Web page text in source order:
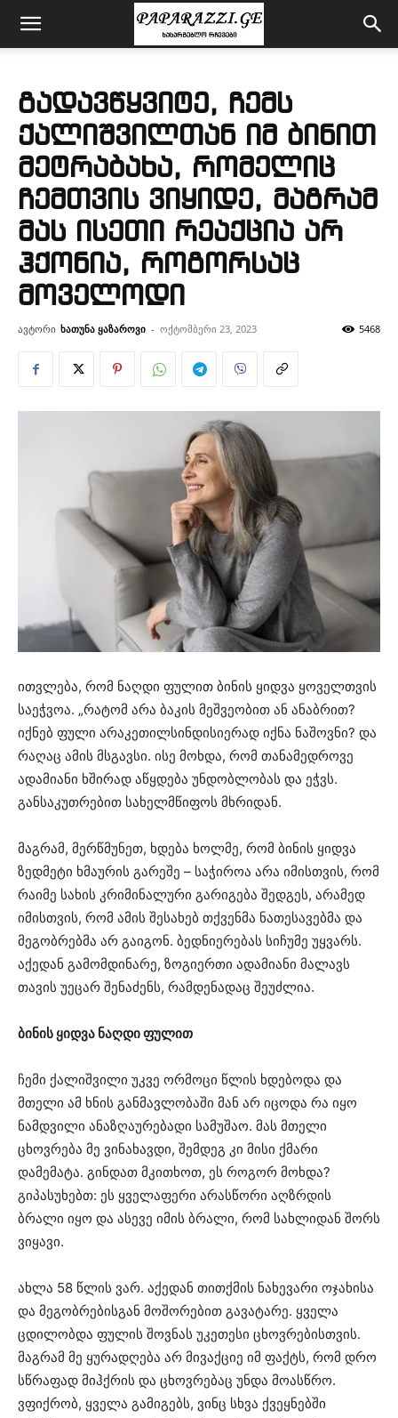
გადავწყვიტე, ჩემს
ქალიშვილთან იმ ბინით
მეტრაბახა, რომელიც
ჩემთვის ვიყიდე, მაგრამ
მას ისეთი რეაქცია არ
ჰქონია, როგორსაც
მოველოდი
ავტორი ხათუნა ყაზაროვი - ოქტომბერი 23, 2023 5468
ითვლება, რომ ნაღდი ფულით ბინის ყიდვა ყოველთვის
საეჭვოა. „რატომ არა ბაკის მეშვეობით ან ანაბრით?
იქნებ ფული არაკეთილსინდისიერად იქნა ნაშოვნი? და
რაღაც ამის მსგავსი. ისე მოხდა, რომ თანამედროვე
ადამიანი ხშირად აწყდება უნდობლობას და ეჭვს.
განსაკუთრებით სახელმწიფოს მხრიდან.
მაგრამ, მერწმუნეთ, ხდება ხოლმე, რომ ბინის ყიდვა
ზედმეტი ხმაურის გარეშე – საჭიროა არა იმისთვის, რომ
რაიმე სახის კრიმინალური გარიგება შედგეს, არამედ
იმისთვის, რომ ამის შესახებ თქვენმა ნათესავებმა და
მეგობრებმა არ გაიგონ. ბედნიერებას სიჩუმე უყვარს.
აქედან გამომდინარე, ზოგიერთი ადამიანი მალავს
თავის უეცარ შენაძენს, რამდენადაც შეუძლია.
ბინის ყიდვა ნაღდი ფულით
ჩემი ქალიშვილი უკვე ორმოცი წლის ხდებოდა და
მთელი ამ ხნის განმავლობაში მან არ იცოდა რა იყო
ნამდვილი ანაზღაურებადი სამუშაო. მას მთელი
ცხოვრება მე ვინახავდი, შემდეგ კი მისი ქმარი
დამემატა. გინდათ მკითხოთ, ეს როგორ მოხდა?
გიპასუხებთ: ეს ყველაფერი არასწორი აღზრდის
ბრალი იყო და ასევე იმის ბრალი, რომ სახლიდან შორს
ვიყავი.
ახლა 58 წლის ვარ. აქედან თითქმის ნახევარი ოჯახისა
და მეგობრებისგან მოშორებით გავატარე. ყველა
ცდილობდა ფულის შოვნას უკეთესი ცხოვრებისთვის.
მაგრამ მე ყურადღება არ მივაქციე იმ ფაქტს, რომ დრო
სწრაფად მიჰქრის და ცხოვრებაც უნდა მოასწრო.
ვფიქრობ, ყველა გამიგებს, ვინც სხვა ქვეყნებში